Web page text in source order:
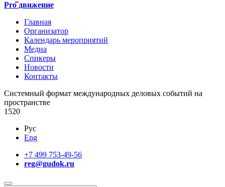
Pro движение
Главная
Организатор
Календарь мероприятий
Медиа
Спикеры
Новости
Контакты
Cистемный формат международных деловых событий на
пространстве
1520
Рус
Eng
+7 499 753-49-56
reg@gudok.ru